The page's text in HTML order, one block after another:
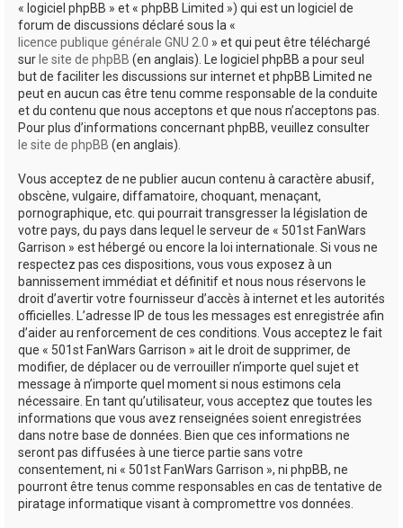
« logiciel phpBB » et « phpBB Limited ») qui est un logiciel de
forum de discussions déclaré sous la «
licence publique générale GNU 2.0 » et qui peut être téléchargé
sur le site de phpBB (en anglais). Le logiciel phpBB a pour seul
but de faciliter les discussions sur internet et phpBB Limited ne
peut en aucun cas être tenu comme responsable de la conduite
et du contenu que nous acceptons et que nous n’acceptons pas.
Pour plus d’informations concernant phpBB, veuillez consulter
le site de phpBB (en anglais).
Vous acceptez de ne publier aucun contenu à caractère abusif,
obscène, vulgaire, diffamatoire, choquant, menaçant,
pornographique, etc. qui pourrait transgresser la législation de
votre pays, du pays dans lequel le serveur de « 501st FanWars
Garrison » est hébergé ou encore la loi internationale. Si vous ne
respectez pas ces dispositions, vous vous exposez à un
bannissement immédiat et définitif et nous nous réservons le
droit d’avertir votre fournisseur d’accès à internet et les autorités
officielles. L’adresse IP de tous les messages est enregistrée afin
d’aider au renforcement de ces conditions. Vous acceptez le fait
que « 501st FanWars Garrison » ait le droit de supprimer, de
modifier, de déplacer ou de verrouiller n’importe quel sujet et
message à n’importe quel moment si nous estimons cela
nécessaire. En tant qu’utilisateur, vous acceptez que toutes les
informations que vous avez renseignées soient enregistrées
dans notre base de données. Bien que ces informations ne
seront pas diffusées à une tierce partie sans votre
consentement, ni « 501st FanWars Garrison », ni phpBB, ne
pourront être tenus comme responsables en cas de tentative de
piratage informatique visant à compromettre vos données.